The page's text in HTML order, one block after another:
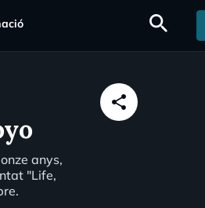
search
anys,
"Life,
share